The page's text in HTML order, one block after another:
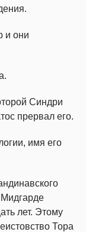
и они
Синдри
прервал его.
имя его
лет. Этому
Тора